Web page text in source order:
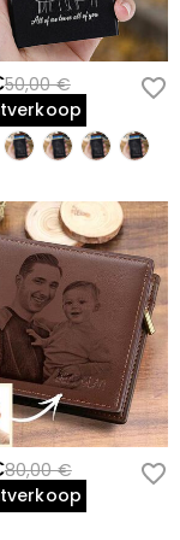
50,00 €
80,00 €